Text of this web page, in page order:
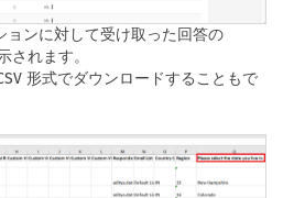
ョンに対して受け取った回答の
されます。
形式でダウンロードすることもで